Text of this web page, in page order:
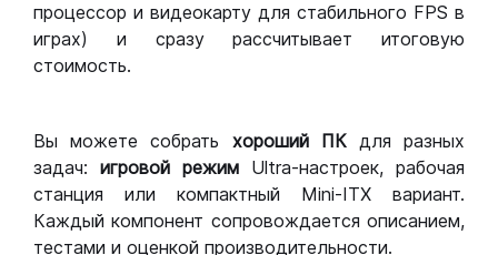
процессор и видеокарту для стабильного FPS в
играх) и сразу рассчитывает итоговую
стоимость.
Вы можете собрать хороший ПКдля разных
задач: игровой режим Ultra-настроек, рабочая
станция или компактный Mini-ITX вариант.
Каждый компонент сопровождается описанием,
тестами и оценкой производительности.